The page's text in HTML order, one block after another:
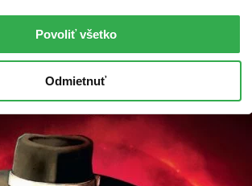
Povoliť všetko
Odmietnuť